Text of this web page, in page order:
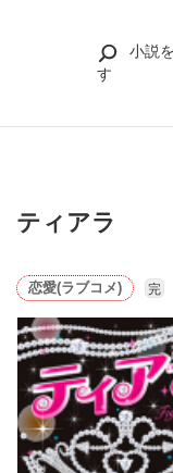
小説
す
ティアラ
恋愛(ラブコメ) 完